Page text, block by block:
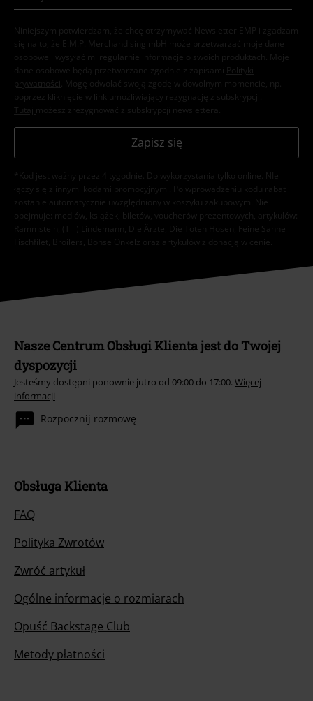
Niniejszym potwierdzam, że chcę otrzymywać Newsletter EMP i zgadzam
się na to, że E.M.P. Merchandising mbH może przetwarzać moje dane
osobowe i wysyłać mi regularnie informacje o swoich produktach. Moje
dane osobowe będą przetwarzane zgodnie z zapisami
Polityki
prywatności . Mogę odwołać swoją zgodę w dowolnym momencie, np.
poprzez kliknięcie w link umożliwiający rezygnację z subskrypcji.
Tutaj możesz zrezygnować z subskrypcji newslettera.
Zapisz się
*Kod jest ważny przez 4 tygodnie. Do wykorzystania tylko online. NIe
łączy się z innymi kodami promocyjnymi. Po wprowadzeniu kodu rabat
zostanie automatycznie uwzględniony w koszyku zakupowym. Nie
obejmuje: mediów, książek, biletów, voucherów prezentowych, artykułów:
Rammstein, (Till) Lindemann, Die Ärzte, Die Toten Hosen, Feine Sahne
Fischfilet, Broilers, Böhse Onkelz oraz artykułów z donacją w cenie.
Nasze Centrum Obsługi Klienta jest do Twojej
dyspozycji
Jesteśmy dostępni ponownie jutro od 09:00 do 17:00. Więcej
informacji
Rozpocznij rozmowę
Obsługa Klienta
FAQ
Polityka Zwrotów
Zwróć artykuł
Ogólne informacje o rozmiarach
Opuść Backstage Club
Metody płatności